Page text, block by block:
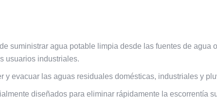
suministrar agua potable limpia desde las fuentes de
usuarios industriales.
y evacuar las aguas residuales domésticas, industriales y
diseñados para eliminar rápidamente la escorrentía